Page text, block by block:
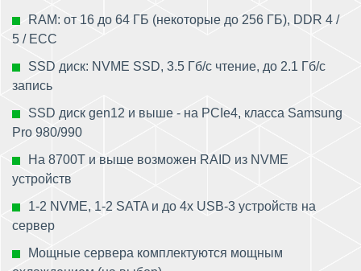
RAM: от 16 до 64 ГБ (некоторые до 256 ГБ), DDR 4 /
5 / ECC
SSD диск: NVME SSD, 3.5 Гб/с чтение, до 2.1 Гб/с
запись
SSD диск gen12 и выше - на PCIe4, класса Samsung
Pro 980/990
На 8700T и выше возможен RAID из NVME
устройств
1-2 NVME, 1-2 SATA и до 4х USB-3 устройств на
сервер
Мощные сервера комплектуются мощным